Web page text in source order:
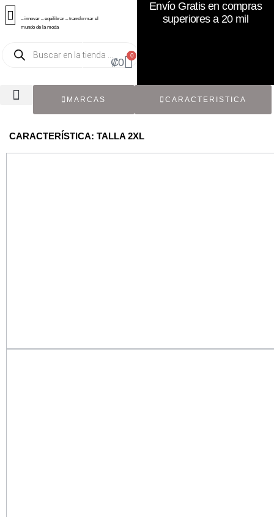
– innovar – equilibrar – transformar el
mundo de la moda
₡0
0
Envío Gratis en compras
superiores a 20 mil
MARCAS CARACTERISTICA
CARACTERÍSTICA: TALLA 2XL